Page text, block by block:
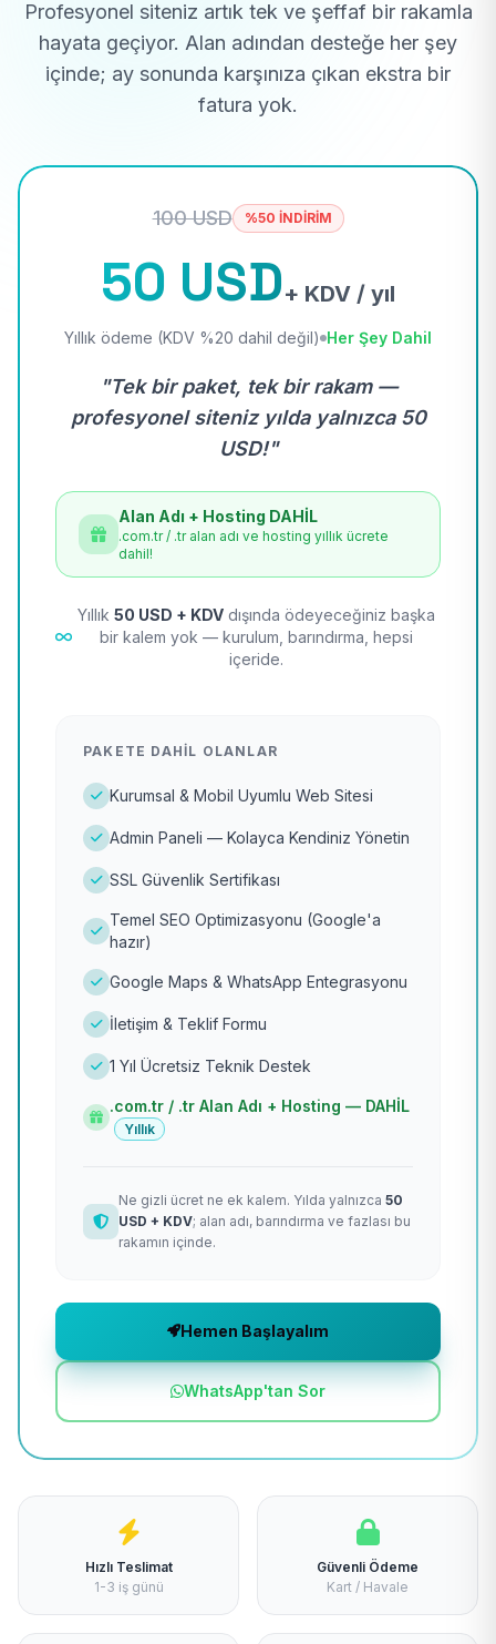
Profesyonel siteniz artık tek ve şeffaf bir rakamla
hayata geçiyor. Alan adından desteğe her şey
içinde; ay sonunda karşınıza çıkan ekstra bir
fatura yok.
100 USD %50 İNDİRİM
50 USD+ KDV / yıl
Yıllık ödeme (KDV %20 dahil değil) Her Şey Dahil
"Tek bir paket, tek bir rakam —
profesyonel siteniz yılda yalnızca 50
USD!"
Alan Adı + Hosting DAHİL
.com.tr / .tr alan adı ve hosting yıllık ücrete
dahil!
Yıllık 50 USD + KDV dışında ödeyeceğiniz başka
bir kalem yok — kurulum, barındırma, hepsi
içeride.
PAKETE DAHIL OLANLAR
Kurumsal & Mobil Uyumlu Web Sitesi
Admin Paneli — Kolayca Kendiniz Yönetin
SSL Güvenlik Sertifikası
Temel SEO Optimizasyonu (Google'a
hazır)
Google Maps & WhatsApp Entegrasyonu
İletişim & Teklif Formu
1 Yıl Ücretsiz Teknik Destek
.com.tr / .tr Alan Adı + Hosting — DAHİL
Yıllık
Ne gizli ücret ne ek kalem. Yılda yalnızca 50
USD + KDV; alan adı, barındırma ve fazlası bu
rakamın içinde.
Hemen Başlayalım
WhatsApp'tan Sor
Hızlı Teslimat
1-3 iş günü
Güvenli Ödeme
Kart / Havale